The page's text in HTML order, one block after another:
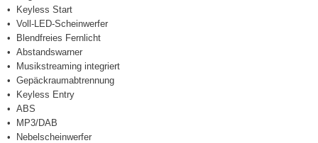
Keyless Start
Voll-LED-Scheinwerfer
Blendfreies Fernlicht
Abstandswarner
Musikstreaming integriert
Gepäckraumabtrennung
Keyless Entry
ABS
MP3/DAB
Nebelscheinwerfer